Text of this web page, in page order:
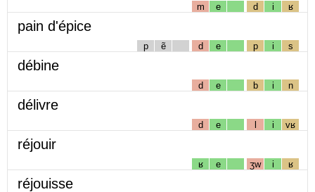
m e d i ʁ
pain d'épice
p ẽ d e p i s
débine
d e b i n
délivre
d e l i vʁ
réjouir
ʁ e ʒw i ʁ
réjouisse